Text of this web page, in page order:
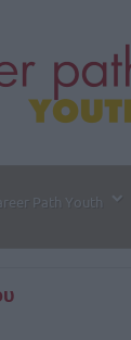
Path Youth